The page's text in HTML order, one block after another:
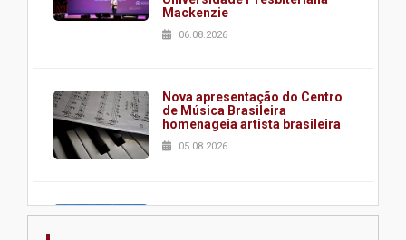
Mackenzie
06.08.2026
Nova apresentação do Centro
de Música Brasileira
homenageia artista brasileira
05.08.2026
Universidade Mackenzie